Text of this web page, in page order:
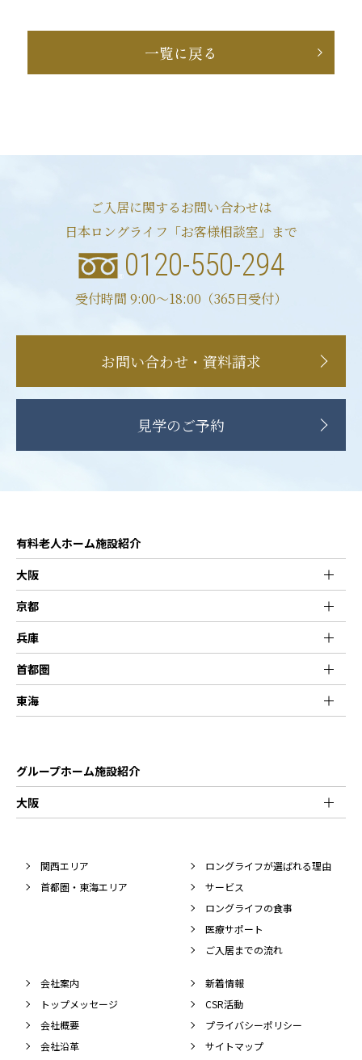
一覧に戻る
ご入居に関するお問い合わせは
日本ロングライフ「お客様相談室」まで
0120-550-294
受付時間 9:00〜18:00（365日受付）
お問い合わせ・資料請求
見学のご予約
有料老人ホーム施設紹介
大阪
京都
兵庫
首都圏
東海
グループホーム施設紹介
大阪
関西エリア
首都圏・東海エリア
ロングライフが選ばれる理由
サービス
ロングライフの食事
医療サポート
ご入居までの流れ
会社案内
トップメッセージ
会社概要
会社沿革
新着情報
CSR活動
プライバシーポリシー
サイトマップ